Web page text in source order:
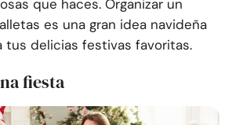
que haces. Organizar un
es una gran idea navideña
tus delicias festivas favoritas.
fiesta